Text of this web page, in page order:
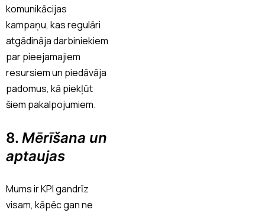
komunikācijas
kampaņu, kas regulāri
atgādināja darbiniekiem
par pieejamajiem
resursiem un piedāvāja
padomus, kā piekļūt
šiem pakalpojumiem.
8. Mērīšana un
aptaujas
Mums ir KPI gandrīz
visam, kāpēc gan ne